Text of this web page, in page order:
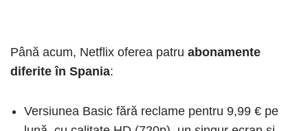
Până acum, Netflix oferea patru abonamente
diferite în Spania:
Versiunea Basic fără reclame pentru 9,99 € pe